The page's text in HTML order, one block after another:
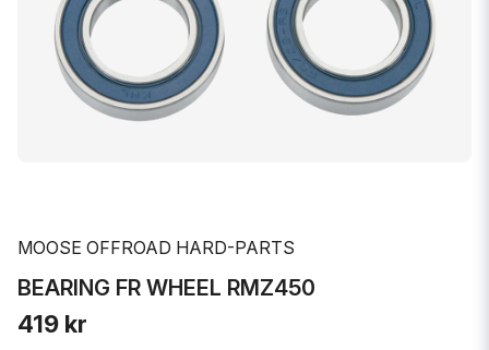
MOOSE OFFROAD HARD-PARTS
BEARING FR WHEEL RMZ450
419 kr